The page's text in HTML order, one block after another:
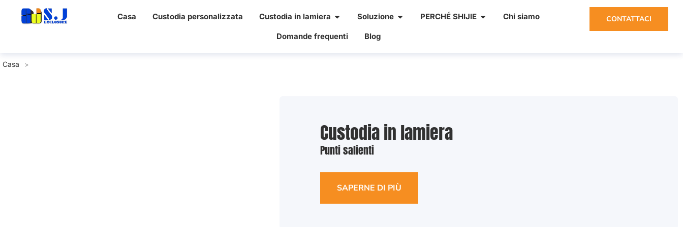
Casa Custodia personalizzata Custodia in lamiera Soluzione PERCHÉ SHIJIE Chi siamo
Domande frequenti Blog
CONTATTACI
Casa >
Custodia in lamiera
Punti salienti
SAPERNE DI PIÙ